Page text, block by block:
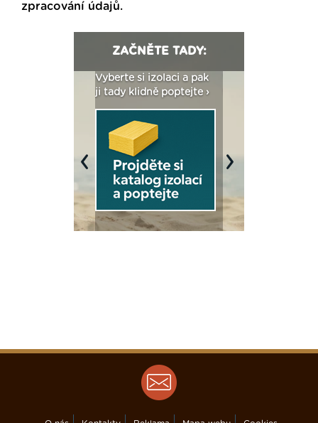
zpracování údajů.
ZAČNĚTE TADY:
Vyberte si izolaci a pak
ji tady klidně poptejte ›
Previous Next